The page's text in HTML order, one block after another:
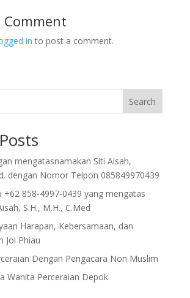
in to post a comment.
Search
mengatasnamakan Siti Aisah,
dengan Nomor Telpon 085849970439
+62 858-4997-0439 yang mengatas
S.H., M.H., C.Med
Harapan, Kebersamaan, dan
Joi Phiau
Dengan Pengacara Non Muslim
Wanita Perceraian Depok